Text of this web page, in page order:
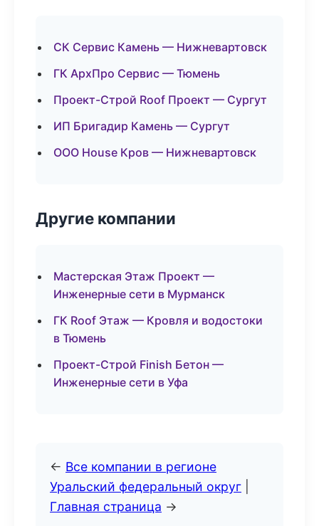
СК Сервис Камень — Нижневартовск
ГК АрхПро Сервис — Тюмень
Проект-Строй Roof Проект — Сургут
ИП Бригадир Камень — Сургут
ООО House Кров — Нижневартовск
Другие компании
Мастерская Этаж Проект —
Инженерные сети в Мурманск
ГК Roof Этаж — Кровля и водостоки
в Тюмень
Проект-Строй Finish Бетон —
Инженерные сети в Уфа
← Все компании в регионе
Уральский федеральный округ
Главная страница →